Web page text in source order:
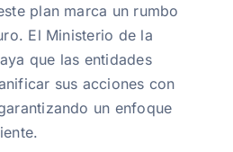
plan marca un rumbo
El Ministerio de la
que las entidades
sus acciones con
un enfoque